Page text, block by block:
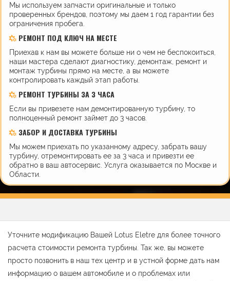
Мы используем запчасти оригинальные и только
проверенных брендов, поэтому мы даем 1 год гарантии без
ограничения пробега.
РЕМОНТ ПОД КЛЮЧ НА МЕСТЕ
Приехав к нам вы можете больше ни о чем не беспокоиться,
наши мастера сделают диагностику, демонтаж, ремонт и
монтаж турбины прямо на месте, а вы можете
контролировать каждый этап работы.
РЕМОНТ ТУРБИНЫ ЗА 3 ЧАСА
Если вы привезете нам демонтированную турбину, то
полноценный ремонт займет до 3 часов.
ЗАБОР И ДОСТАВКА ТУРБИНЫ
Мы можем приехать по указанному адресу, забрать вашу
турбину, отремонтировать ее за 3 часа и привезти ее
обратно в ваш автосервис. Услуга оказывается по Москве и
Области.
Уточните модификацию Вашей Lotus Eletre для более точного
расчета стоимости ремонта турбины. Так же, вы можете
просто позвонить в наш тех центр и в устной форме дать нам
информацию о вашем автомобиле и о проблемах или